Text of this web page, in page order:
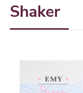
Shaker